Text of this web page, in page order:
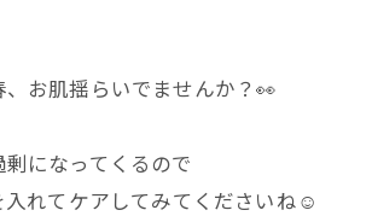
お肌揺らいでませんか？👀
になってくるので
れてケアしてみてくださいね☺️